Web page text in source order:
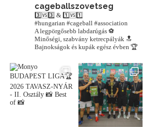
cageballszovetseg
3️⃣🆚3️⃣ & 1️⃣🆚1️⃣
#hungarian #cageball #association
A legpörgősebb labdarúgás ⚽️
Minőségi, szabvány ketrecpályák 🔝
Bajnokságok és kupák egész évben 🏆